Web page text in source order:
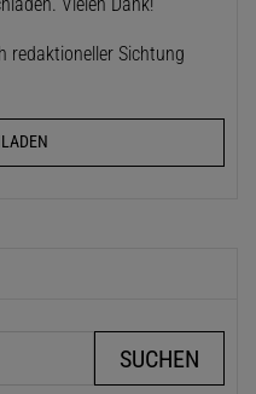
redaktioneller Sichtung